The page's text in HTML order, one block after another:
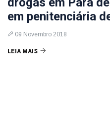
em penitenciária
09 Novembro 2018
LEIA MAIS